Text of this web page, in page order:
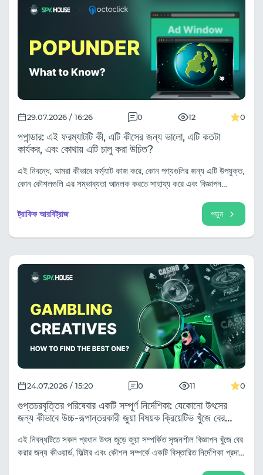
29.07.2026 / 16:26 0 12 0
পপান্ডার: এই ফরম্যাটটি কী, এটি কীসের জন্য ভালো, এটি কতটা
কার্যকর, এবং কোথায় এটি চালু করা উচিত?
এই নিবন্ধে, আমরা কীভাবে ফর্ম্যাট কাজ করে, কোন পণ্যগুলির জন্য এটি উপযুক্ত,
কোন কৌশলগুলি এর সম্ভাব্যতা আনলক করতে সাহায্য করে এবং বিজ্ঞাপন
ট্রাফিক আরবিট্রাজ পড়ুন
24.07.2026 / 15:20 0 11 0
গুপ্তচরবৃত্তির পরিষেবার একটি সম্পূর্ণ নির্দেশিকা: যেকোনো উৎসের
জন্য কীভাবে উচ্চ-রূপান্তরকারী জুয়া বিষয়ক ক্রিয়েটিভ খুঁজে বের
এই নিবন্ধটিতে সকল প্রধান উৎস জুড়ে জুয়া সম্পর্কিত সৃজনশীল বিজ্ঞাপন খুঁজে বের
করার জন্য কীওয়ার্ড, ফিল্টার এবং কৌশল সম্পর্কে একটি বিস্তারিত নির্দেশিকা প্রদান